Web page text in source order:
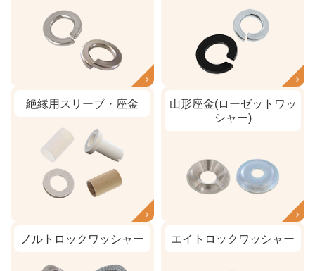
絶縁用スリーブ・座金
山形座金(ローゼットワッ
シャー)
ノルトロックワッシャー エイトロックワッシャー